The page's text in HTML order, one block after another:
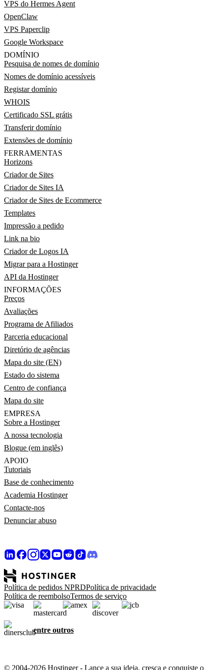
VPS do Hermes Agent
OpenClaw
VPS Paperclip
Google Workspace
DOMÍNIO
Pesquisa de nomes de domínio
Nomes de domínio acessíveis
Registar domínio
WHOIS
Certificado SSL grátis
Transferir domínio
Extensões de domínio
FERRAMENTAS
Horizons
Criador de Sites
Criador de Sites IA
Criador de Sites de Ecommerce
Templates
Impressão a pedido
Link na bio
Criador de Logos IA
Migrar para a Hostinger
API da Hostinger
INFORMAÇÕES
Preços
Avaliações
Programa de Afiliados
Parceria educacional
Diretório de agências
Mapa do site (EN)
Estado do sistema
Centro de confiança
Mapa do site
EMPRESA
Sobre a Hostinger
A nossa tecnologia
Blogue (em inglês)
APOIO
Tutoriais
Base de conhecimento
Academia Hostinger
Contacte-nos
Denunciar abuso
Política de pedidos NPRDPolítica de privacidade
Política de reembolsoTermos de serviço
entre outros
© 2004-2026 Hostinger - Lance a sua ideia, cresça e conquiste o